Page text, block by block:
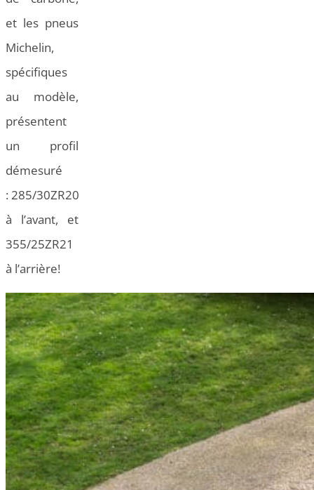
et les pneus
Michelin,
spécifiques
au modèle,
présentent
un profil
démesuré
: 285/30ZR20
à l’avant, et
355/25ZR21
à l’arrière!